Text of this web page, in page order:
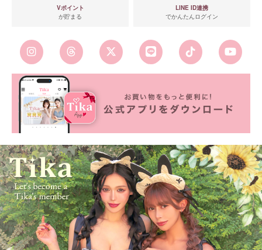
Vポイント
が貯まる
LINE ID連携
でかんたんログイン